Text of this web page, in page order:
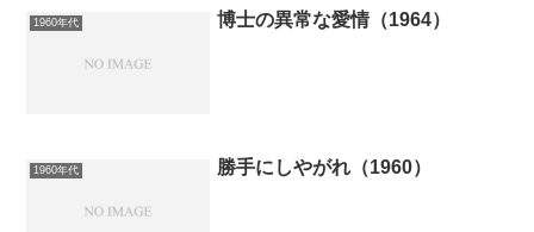
1960年代 博士の異常な愛情（1964）
1960年代 勝手にしやがれ（1960）